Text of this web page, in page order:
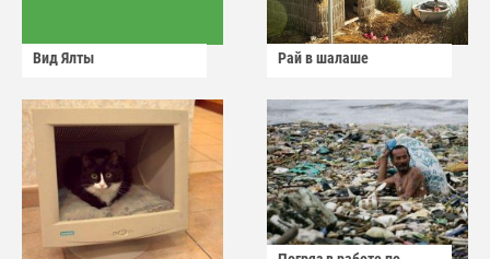
Вид Ялты Рай в шалаше